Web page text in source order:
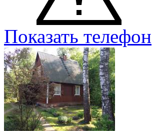
Показать телефон